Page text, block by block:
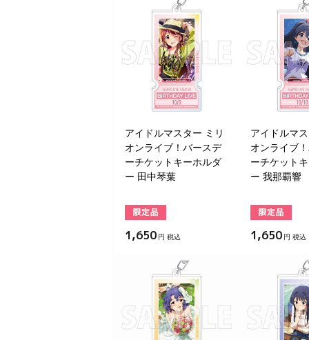
アイドルマスター ミリ
オンライブ！バースデ
ーチケットキーホルダ
ー 田中琴葉
1,650 円 税込
アイドルマ
オンライブ
ーチケット
ー 我那覇響
1,650 円 税込